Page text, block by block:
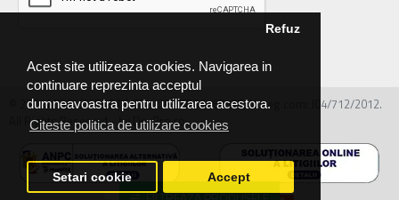
Acest site utilizeaza cookies. Navigarea in
continuare reprezinta acceptul
dumneavoastra pentru utilizarea acestora.
Citeste politica de utilizare cookies
Refuz
Setari cookie Accept
© 2026 MIRALEX PARTS SRL, CIF: RO30468586, Nr.reg.com: J04/712/2012.
All Rights Reserved - by DevPro.ro